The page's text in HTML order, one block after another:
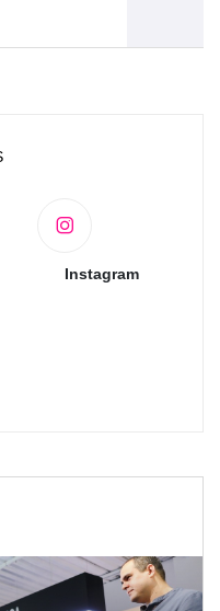
Instagram